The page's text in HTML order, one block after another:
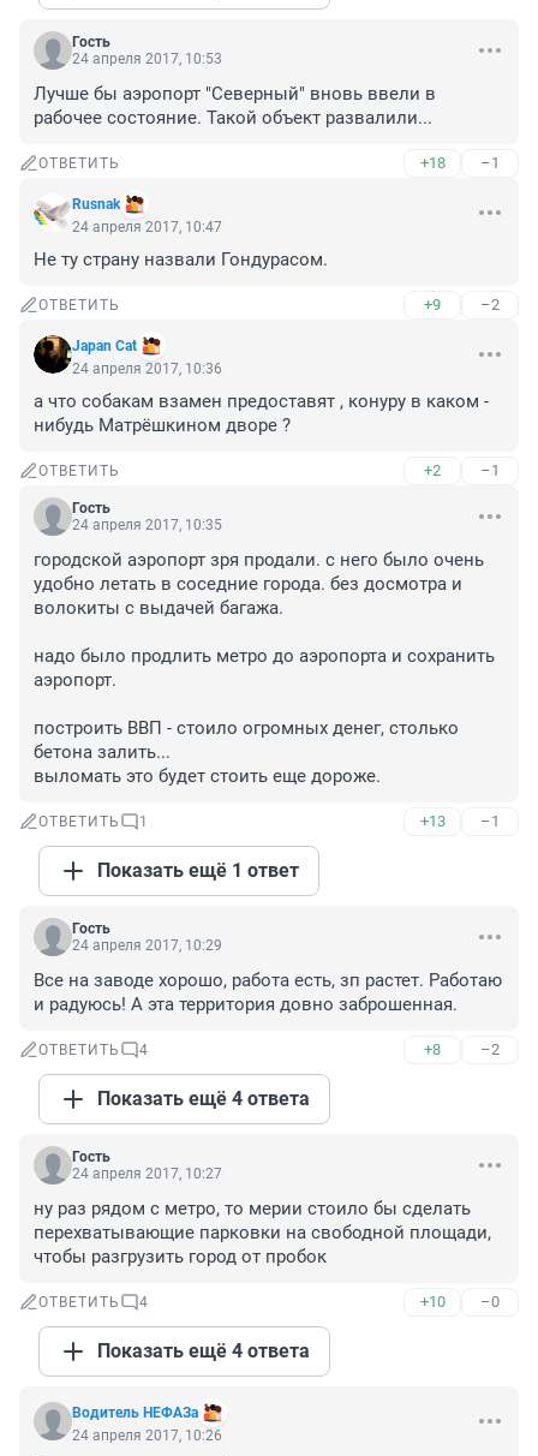
Гость
24 апреля 2017, 10:53
Лучше бы аэропорт "Северный" вновь ввели в
рабочее состояние. Такой объект развалили...
ОТВЕТИТЬ +18 –1
Rusnak
24 апреля 2017, 10:47
Не ту страну назвали Гондурасом.
ОТВЕТИТЬ +9 –2
Japan Cat
24 апреля 2017, 10:36
а что собакам взамен предоставят , конуру в каком -
нибудь Матрёшкином дворе ?
ОТВЕТИТЬ +2 –1
Гость
24 апреля 2017, 10:35
городской аэропорт зря продали. с него было очень
удобно летать в соседние города. без досмотра и
волокиты с выдачей багажа.
надо было продлить метро до аэропорта и сохранить
аэропорт.
построить ВВП - стоило огромных денег, столько
бетона залить...
выломать это будет стоить еще дороже.
ОТВЕТИТЬ 1 +13 –1
Показать ещё 1 ответ
Гость
24 апреля 2017, 10:29
Все на заводе хорошо, работа есть, зп растет. Работаю
и радуюсь! А эта территория довно заброшенная.
ОТВЕТИТЬ 4 +8 –2
Показать ещё 4 ответа
Гость
24 апреля 2017, 10:27
ну раз рядом с метро, то мерии стоило бы сделать
перехватывающие парковки на свободной площади,
чтобы разгрузить город от пробок
ОТВЕТИТЬ 4 +10 –0
Показать ещё 4 ответа
Водитель НЕФАЗа
24 апреля 2017, 10:26